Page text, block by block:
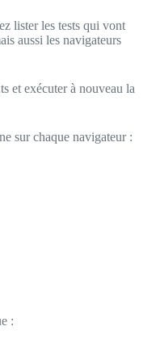
lister les tests qui vont
aussi les navigateurs
et exécuter à nouveau la
sur chaque navigateur :
: